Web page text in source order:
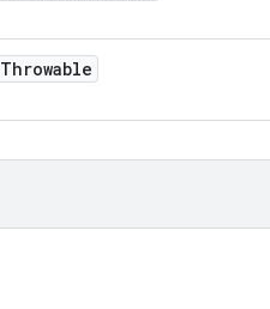
Throwable